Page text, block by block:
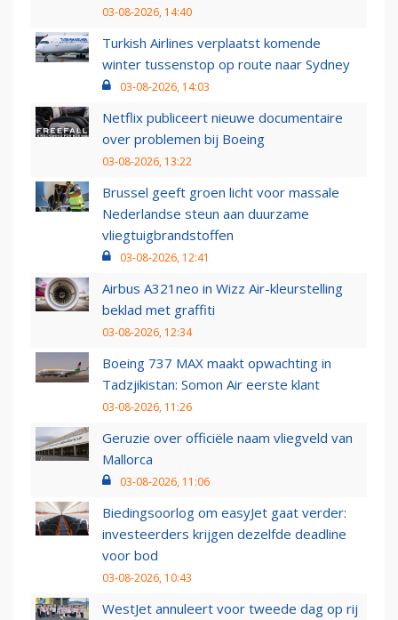
03-08-2026, 14:40
Turkish Airlines verplaatst komende
winter tussenstop op route naar Sydney
03-08-2026, 14:03
Netflix publiceert nieuwe documentaire
over problemen bij Boeing
03-08-2026, 13:22
Brussel geeft groen licht voor massale
Nederlandse steun aan duurzame
vliegtuigbrandstoffen
03-08-2026, 12:41
Airbus A321neo in Wizz Air-kleurstelling
beklad met graffiti
03-08-2026, 12:34
Boeing 737 MAX maakt opwachting in
Tadzjikistan: Somon Air eerste klant
03-08-2026, 11:26
Geruzie over officiële naam vliegveld van
Mallorca
03-08-2026, 11:06
Biedingsoorlog om easyJet gaat verder:
investeerders krijgen dezelfde deadline
voor bod
03-08-2026, 10:43
WestJet annuleert voor tweede dag op rij